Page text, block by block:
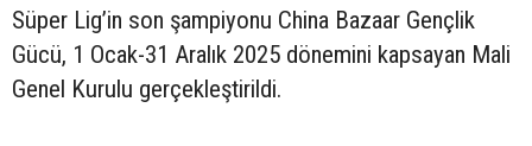
Süper Lig’in son şampiyonu China Bazaar Gençlik
Gücü, 1 Ocak-31 Aralık 2025 dönemini kapsayan Mali
Genel Kurulu gerçekleştirildi.